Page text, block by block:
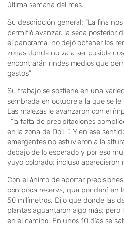
última semana del mes.
Su descripción general: “La fina
permitió avanzar, la seca posterior
el panorama, no dejó obtener los
zonas donde no va a ser posible
encontrarán rindes medios que
gastos”.
Su trabajo se sostiene en una
sembrada en octubre a la que se
Las malezas le avanzaron con el
-“la falta de precipitaciones
en la zona de Doll-“. Y en ese
emergentes no estuvieron a la
debajo de lo esperado y por eso
yuyo colorado; incluso aparecieron
Con el ánimo de aportar
con poca reserva, que ponderó en
50 milímetros. Dijo que donde las
plantas aguantaron algo más; pero
en el camino. En unos 10 días se